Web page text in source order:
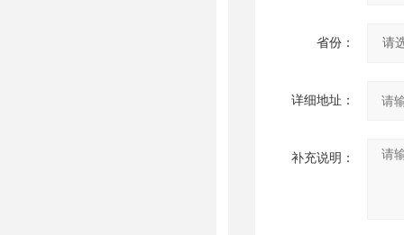
省份：
详细地址：
补充说明：